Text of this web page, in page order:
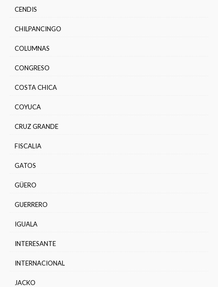
CENDIS
CHILPANCINGO
COLUMNAS
CONGRESO
COSTA CHICA
COYUCA
CRUZ GRANDE
FISCALIA
GATOS
GÜERO
GUERRERO
IGUALA
INTERESANTE
INTERNACIONAL
JACKO